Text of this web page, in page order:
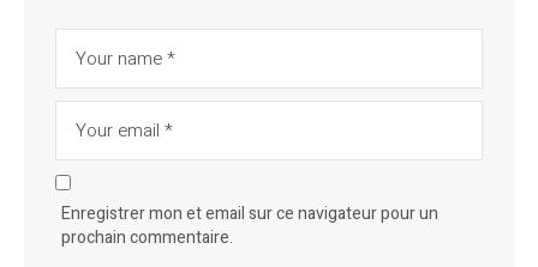
Enregistrer mon et email sur ce navigateur pour un
prochain commentaire.